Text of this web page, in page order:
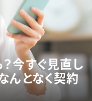
今すぐ見直し
んとなく契約